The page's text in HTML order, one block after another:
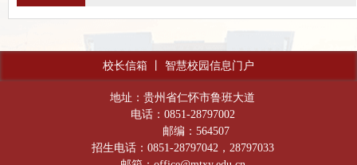
校长信箱 智慧校园信息门户
地址：贵州省仁怀市鲁班大道
电话：0851-28797002
邮编：564507
招生电话：0851-28797042，28797033